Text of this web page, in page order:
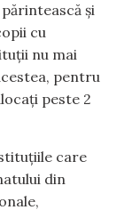
și
cu
nu mai
pentru
peste 2
care
din